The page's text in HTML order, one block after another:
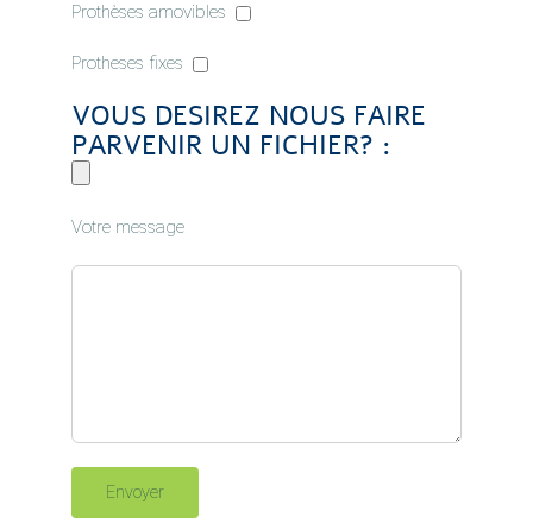
Prothèses amovibles
Protheses fixes
VOUS DESIREZ NOUS FAIRE
PARVENIR UN FICHIER? :
Votre message